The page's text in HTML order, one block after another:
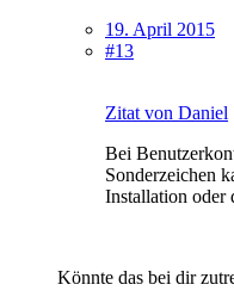
19. April 2015
#13
Zitat von Daniel
Bei
Sonderzeichen
Installation oder
Könnte das bei dir